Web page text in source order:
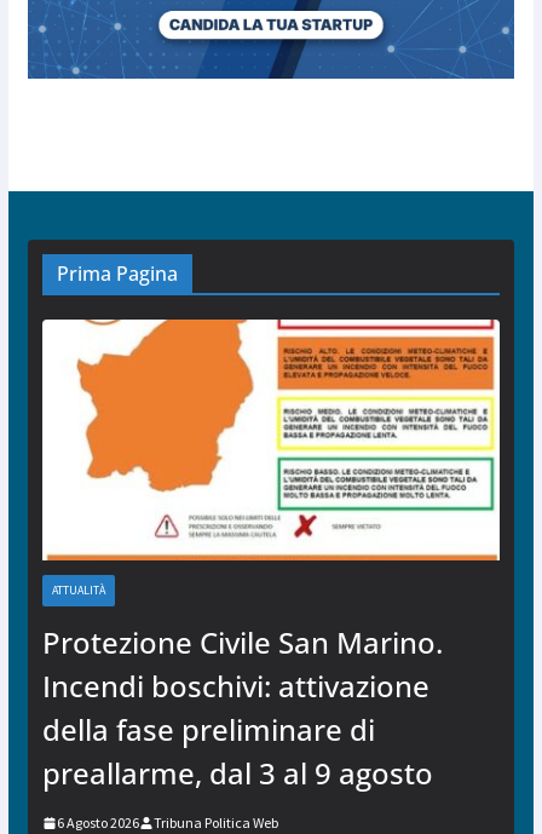
Prima Pagina
ATTUALITÀ
Protezione Civile San Marino.
Incendi boschivi: attivazione
della fase preliminare di
preallarme, dal 3 al 9 agosto
6 Agosto 2026 Tribuna Politica Web